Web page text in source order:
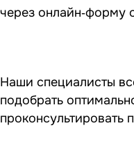
через онлайн‑форму
Наши специалисты
подобрать
проконсультировать